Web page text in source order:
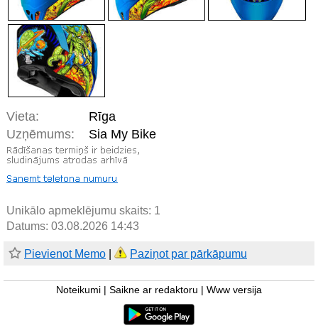
Vieta:
Rīga
Uzņēmums:
Sia My Bike
Unikālo apmeklējumu skaits: 1
Datums: 03.08.2026 14:43
Pievienot Memo Paziņot par pārkāpumu
Noteikumi Saikne ar redaktoru Www versija